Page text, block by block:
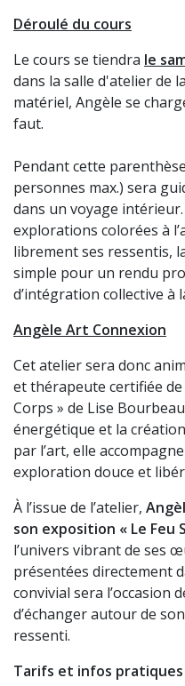
Déroulé du cours
Le cours se tiendra le
dans la salle d'atelier de
matériel, Angèle se
faut.
Pendant cette
personnes max.) sera
dans un voyage
explorations colorées à
librement ses ressentis,
simple pour un rendu
d’intégration collective à
Angèle Art Connexion
Cet atelier sera donc
et thérapeute certifiée
Corps » de Lise
énergétique et la
par l’art, elle
exploration douce et
À l’issue de l’atelier,
son exposition « Le Feu
l’univers vibrant de ses
présentées directement
convivial sera l’occasion
d’échanger autour de
ressenti.
Tarifs et infos pratiques